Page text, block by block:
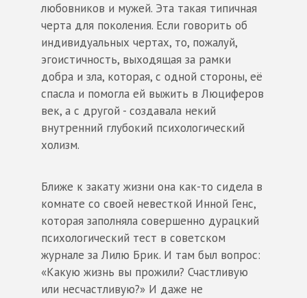
любовников и мужей. Эта такая типичная
черта для поколения. Если говорить об
индивидуальных чертах, то, пожалуй,
эгоистичность, выходящая за рамки
добра и зла, которая, с одной стороны, её
спасла и помогла ей выжить в Люциферов
век, а с другой - создавала некий
внутренний глубокий психологический
холизм.
Ближе к закату жизни она как-то сидела в
комнате со своей невесткой Инной Генс,
которая заполняла совершенно дурацкий
психологический тест в советском
журнале за Лилю Брик. И там был вопрос:
«Какую жизнь вы прожили? Счастливую
или несчастливую?» И даже не